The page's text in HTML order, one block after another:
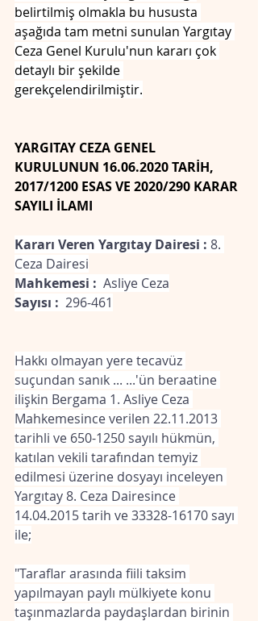
belirtilmiş olmakla bu hususta
aşağıda tam metni sunulan Yargıtay
Ceza Genel Kurulu'nun kararı çok
detaylı bir şekilde
gerekçelendirilmiştir.
YARGITAY CEZA GENEL
KURULUNUN 16.06.2020 TARİH,
2017/1200 ESAS VE 2020/290 KARAR
SAYILI İLAMI
Kararı Veren Yargıtay Dairesi : 8.
Ceza Dairesi
Mahkemesi : Asliye Ceza
Sayısı : 296-461
Hakkı olmayan yere tecavüz
suçundan sanık ... ...'ün beraatine
ilişkin Bergama 1. Asliye Ceza
Mahkemesince verilen 22.11.2013
tarihli ve 650-1250 sayılı hükmün,
katılan vekili tarafından temyiz
edilmesi üzerine dosyayı inceleyen
Yargıtay 8. Ceza Dairesince
14.04.2015 tarih ve 33328-16170 sayı
ile;
"Taraflar arasında fiili taksim
yapılmayan paylı mülkiyete konu
taşınmazlarda paydaşlardan birinin